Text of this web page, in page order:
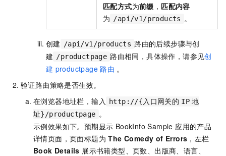
匹配方式为前缀 ，匹配内容
为 /api/v1/products 。
创建 /api/v1/products 路由的后续步骤与创
建 /productpage 路由相同，具体操作，请参见创
建 productpage 路由 。
验证路由策略是否生效。
在浏览器地址栏，输入
http://{入口网关的 IP 地
址}/productpage 。
示例效果如下。预期显示 BookInfo Sample 应用的产品
详情页面，页面标题为The Comedy of Errors ，左栏
Book Details 展示书籍类型、页数、出版商、语言、